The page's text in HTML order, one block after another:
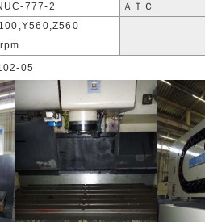
777-2
ＡＴＣ
05